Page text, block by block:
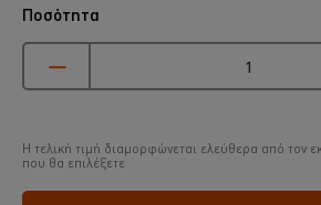
Ποσότητα
Η τελική τιμή διαμορφώνεται ελεύθερα από τον
που θα επιλέξετε